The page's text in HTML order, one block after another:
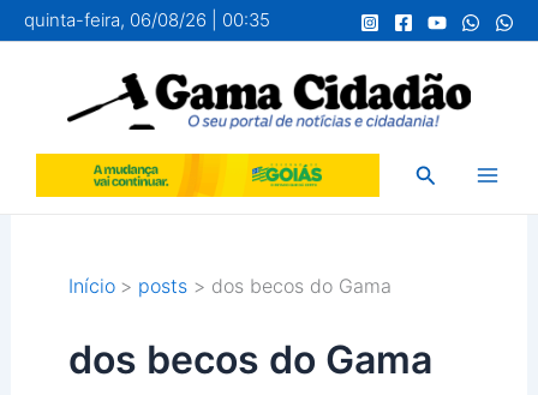
para
conteúdo
quinta-feira, 06/08/26 | 00:35
Pesquisar
Início posts dos becos do Gama
dos becos do Gama